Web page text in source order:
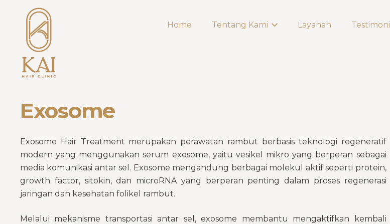
Home Tentang Kami Layanan Testimoni
Exosome
Exosome Hair Treatment merupakan perawatan rambut berbasis teknologi regeneratif
modern yang menggunakan serum exosome, yaitu vesikel mikro yang berperan sebagai
media komunikasi antar sel. Exosome mengandung berbagai molekul aktif seperti protein,
growth factor, sitokin, dan microRNA yang berperan penting dalam proses regenerasi
jaringan dan kesehatan folikel rambut.
Melalui mekanisme transportasi antar sel, exosome membantu mengaktifkan kembali